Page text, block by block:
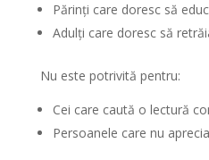
Părinți care doresc să
Adulți care doresc să
Nu este potrivită pentru:
Cei care caută o lectură
Persoanele care nu